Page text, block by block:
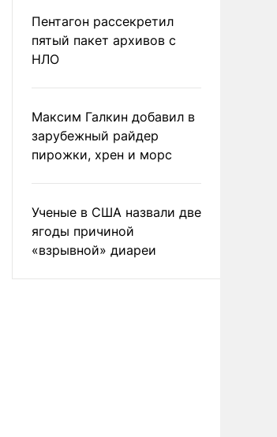
Пентагон рассекретил
пятый пакет архивов с
НЛО
Максим Галкин добавил в
зарубежный райдер
пирожки, хрен и морс
Ученые в США назвали две
ягоды причиной
«взрывной» диареи